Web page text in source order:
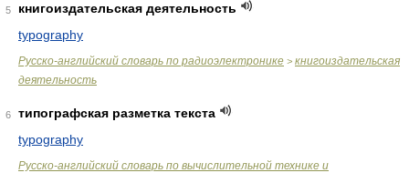
5
книгоиздательская деятельность
typography
Русско-английский словарь по радиоэлектронике > книгоиздательская
деятельность
6
типографская разметка текста
typography
Русско-английский словарь по вычислительной технике и